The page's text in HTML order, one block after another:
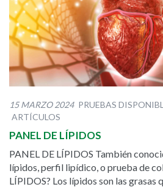
15 MARZO 2024 PRUEBAS
ARTÍCULOS
PANEL DE LÍPIDOS
PANEL DE LÍPIDOS También
lípidos, perfil lipídico, o prueba de
LÍPIDOS? Los lípidos son las grasas